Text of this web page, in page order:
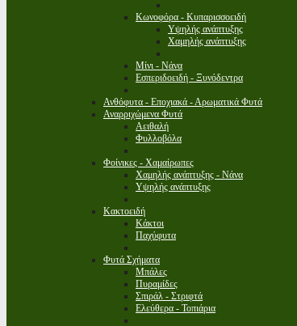
Κωνοφόρα - Κυπαρισσοειδή
Υψηλής ανάπτυξης
Χαμηλής ανάπτυξης
Μίνι - Νάνα
Εσπεριδοειδή - Ξυνόδεντρα
Ανθόφυτα - Εποχιακά - Αρωματικά Φυτά
Αναρριχώμενα Φυτά
Αειθαλή
Φυλλοβόλα
Φοίνικες - Χαμαίρωπες
Χαμηλής ανάπτυξης - Νάνα
Υψηλής ανάπτυξης
Κακτοειδή
Κάκτοι
Παχύφυτα
Φυτά Σχήματα
Μπάλες
Πυραμίδες
Σπιράλ - Στριφτά
Ελεύθερα - Τοπιάρια